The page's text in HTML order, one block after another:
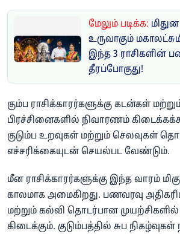
மேலும் படிக்க:
உருவாகும்
இந்த 3 ராசிகளின்
தீரப்போகுது!
கும்ப ராசிக்காரர்களுக்கு கடன்கள்
பிரச்சினைகளில் நிவாரணம்
குடும்ப உறவுகள் மற்றும் செலவுகள்
எச்சரிக்கையுடன் செயல்பட வேண்டும்.
மீன ராசிக்காரர்களுக்கு இந்த வாரம்
காலமாக அமைகிறது. பணவரவு
மற்றும் கல்வி தொடர்பான
கிடைக்கும். குடும்பத்தில் சுப